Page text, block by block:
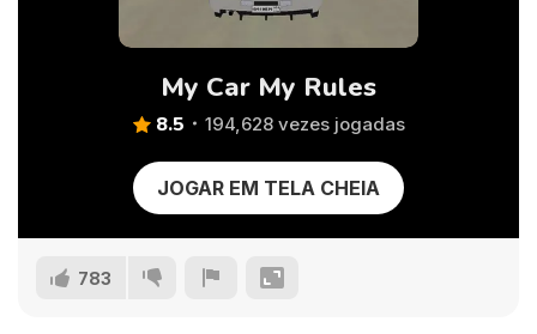
My Car My Rules
8.5 194,628 vezes jogadas
JOGAR EM TELA CHEIA
783